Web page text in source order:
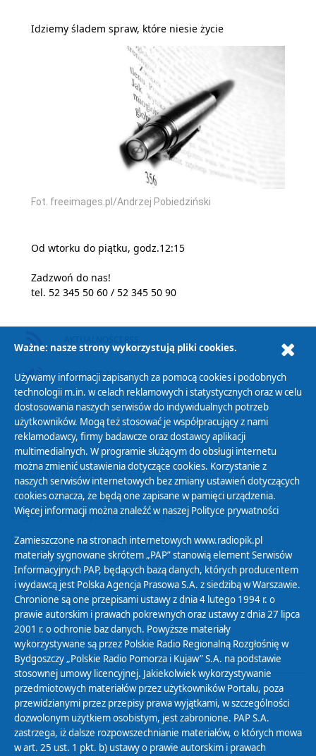
Idziemy śladem spraw, które niesie życie
Fot. freeimages.pl/Andrzej Pobiedziński
Od wtorku do piątku, godz.12:15
Zadzwoń do nas!
tel. 52 345 50 60 / 52 345 50 90
PODCAST AUDIO
Polityka Prywatności
Zasady korzystania z Serwisu
Organizacje Pożytku Publicznego
Cyfryzacja DAB+
Polityka ochrony danych osobowych
Abonament
Zamówienia publiczne
Biuletyn Informacji Publicznej
Ważne: nasze strony wykorzystują pliki cookies.
Używamy informacji zapisanych za pomocą cookies i podobnych
technologii m.in. w celach reklamowych i statystycznych oraz w celu
dostosowania naszych serwisów do indywidualnych potrzeb
użytkowników. Mogą też stosować je współpracujący z nami
reklamodawcy, firmy badawcze oraz dostawcy aplikacji
multimedialnych. W programie służącym do obsługi internetu
można zmienić ustawienia dotyczące cookies. Korzystanie z
naszych serwisów internetowych bez zmiany ustawień dotyczących
cookies oznacza, że będą one zapisane w pamięci urządzenia.
Więcej informacji można znaleźć w naszej Polityce prywatności
Zamieszczone na stronach internetowych www.radiopik.pl
materiały sygnowane skrótem „PAP” stanowią element Serwisów
Informacyjnych PAP, będących bazą danych, których producentem
i wydawcą jest Polska Agencja Prasowa S.A. z siedzibą w Warszawie.
Chronione są one przepisami ustawy z dnia 4 lutego 1994 r. o
prawie autorskim i prawach pokrewnych oraz ustawy z dnia 27 lipca
2001 r. o ochronie baz danych. Powyższe materiały
wykorzystywane są przez Polskie Radio Regionalną Rozgłośnię w
Bydgoszczy „Polskie Radio Pomorza i Kujaw” S.A. na podstawie
stosownej umowy licencyjnej. Jakiekolwiek wykorzystywanie
przedmiotowych materiałów przez użytkowników Portalu, poza
przewidzianymi przez przepisy prawa wyjątkami, w szczególności
dozwolonym użytkiem osobistym, jest zabronione. PAP S.A.
zastrzega, iż dalsze rozpowszechnianie materiałów, o których mowa
w art. 25 ust. 1 pkt. b) ustawy o prawie autorskim i prawach